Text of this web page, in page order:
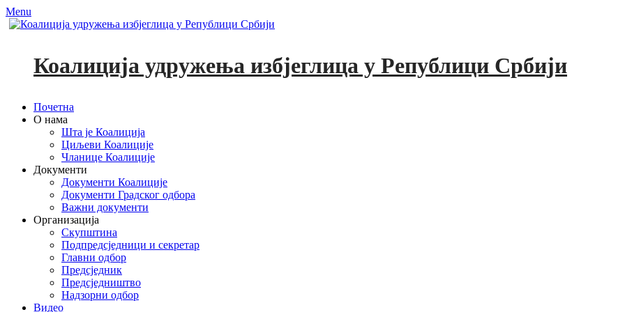
Menu
Коалиција удружења избјеглица у Републици Србији
Primary
Menu
Skip
Почетна
О нама
Шта је Коалиција
Циљеви Коалиције
Чланице Коалиције
Документи
Документи Коалиције
Документи Градског одбора
Важни документи
Организација
Скупштина
Подпредсједници и секретар
Главни одбор
Предсједник
Предсједништво
Надзорни одбор
Видео